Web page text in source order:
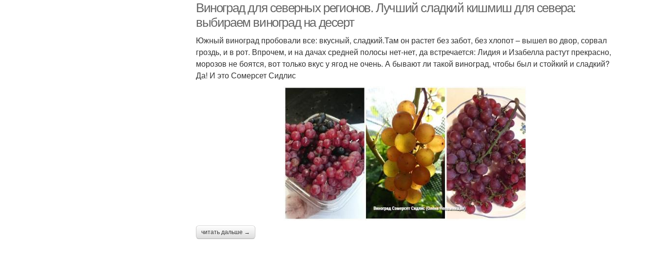
Виноград для северных регионов. Лучший сладкий кишмиш для севера:
выбираем виноград на десерт
Южный виноград пробовали все: вкусный, сладкий.Там он растет без забот, без хлопот – вышел во двор, сорвал
гроздь, и в рот. Впрочем, и на дачах средней полосы нет-нет, да встречается: Лидия и Изабелла растут прекрасно,
морозов не боятся, вот только вкус у ягод не очень. А бывают ли такой виноград, чтобы был и стойкий и сладкий?
Да! И это Сомерсет Сидлис
читать дальше →